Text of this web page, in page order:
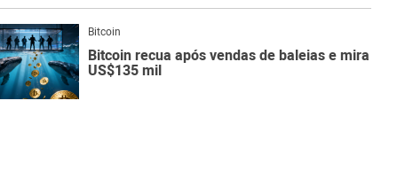
Bitcoin
Bitcoin recua após vendas de baleias e mira
US$135 mil